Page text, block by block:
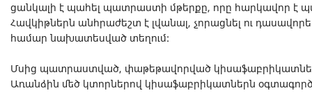
ցանկալի է պահել պատրաստի մթերքը, որը հարկավոր է
Հավկիթներն անհրաժեշտ է լվանալ, չորացնել ու
համար նախատեսված տեղում:
Մսից պատրաստված, փաթեթավորված
Առանձին մեծ կտորներով կիսաֆաբրիկատներն